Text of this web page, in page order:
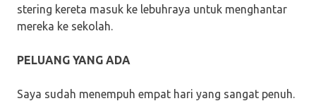
stering kereta masuk ke lebuhraya untuk menghantar
mereka ke sekolah.
PELUANG YANG ADA
Saya sudah menempuh empat hari yang sangat penuh.